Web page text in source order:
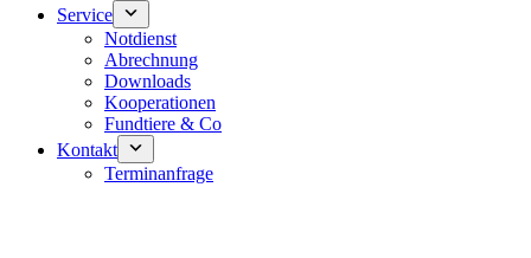
Service
Notdienst
Abrechnung
Downloads
Kooperationen
Fundtiere & Co
Kontakt
Terminanfrage